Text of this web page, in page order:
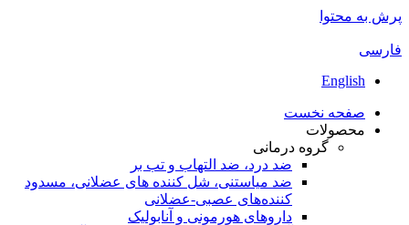
پرش به محتوا
فارسی
English
صفحه نخست
محصولات
گروه درمانی
ضد درد، ضد التهاب و تب بر
ضد میاستنی، شل کننده های عضلانی، مسدود
کننده‌های عصبی-عضلانی
داروهای هورمونی و آنابولیک